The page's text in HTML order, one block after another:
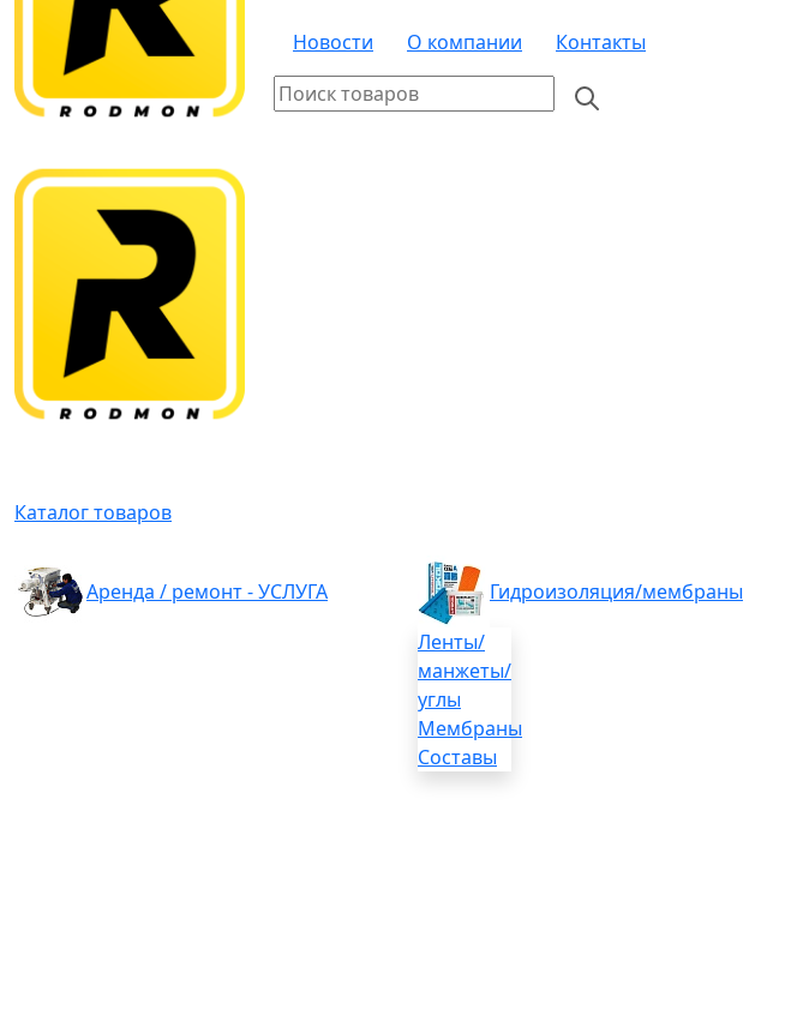
Новости О компании Контакты
Каталог товаров
Аренда / ремонт - УСЛУГА
Гидроизоляция/мембраны
Ленты/
манжеты/
углы
Мембраны
Составы